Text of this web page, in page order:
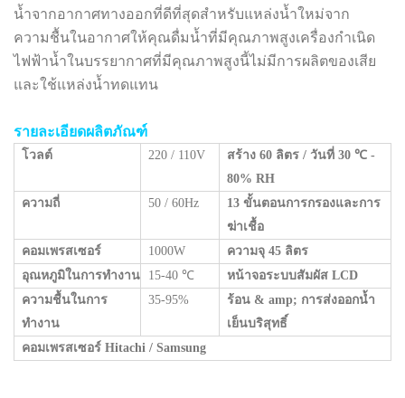
น้ำจากอากาศทางออกที่ดีที่สุดสำหรับแหล่งน้ำใหม่จาก
ความชื้นในอากาศให้คุณดื่มน้ำที่มีคุณภาพสูงเครื่องกำเนิด
ไฟฟ้าน้ำในบรรยากาศที่มีคุณภาพสูงนี้ไม่มีการผลิตของเสีย
และใช้แหล่งน้ำทดแทน
รายละเอียดผลิตภัณฑ์
โวลต์ 220 / 110V สร้าง 60 ลิตร / วันที่ 30 ℃ -
80% RH
ความถี่
50 / 60Hz
13 ขั้นตอนการกรองและการ
ฆ่าเชื้อ
คอมเพรสเซอร์
1000W
ความจุ 45 ลิตร
อุณหภูมิในการทำงาน
15-40 ℃
หน้าจอระบบสัมผัส LCD
ความชื้นในการ
ทำงาน
35-95%
ร้อน & amp; การส่งออกน้ำ
เย็นบริสุทธิ์
คอมเพรสเซอร์ Hitachi / Samsung